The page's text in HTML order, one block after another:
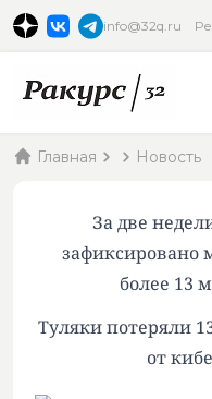
info@32q.ru
Главная Новость
За две
зафиксировано
более 13
Туляки потеряли
от